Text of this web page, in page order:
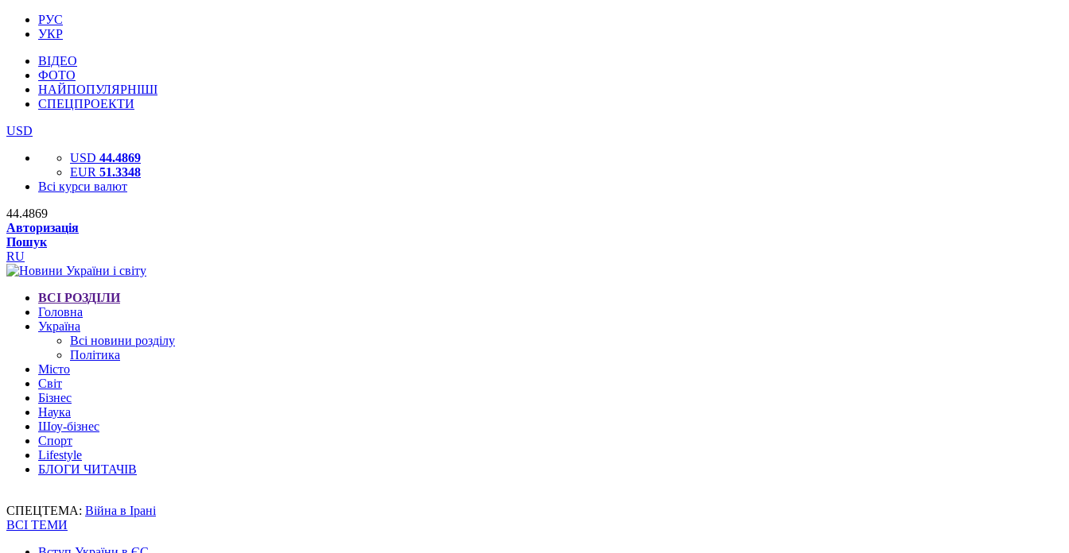
РУС
УКР
ВІДЕО
ФОТО
НАЙПОПУЛЯРНІШІ
СПЕЦПРОЕКТИ
USD
USD 44.4869
EUR 51.3348
Всі курси валют
44.4869
Авторизація
Пошук
RU
ВСІ РОЗДІЛИ
Головна
Україна
Всі новини розділу
Політика
Місто
Світ
Бізнес
Наука
Шоу-бізнес
Спорт
Lifestyle
БЛОГИ ЧИТАЧІВ
СПЕЦТЕМА: Війна в Ірані
ВСІ ТЕМИ